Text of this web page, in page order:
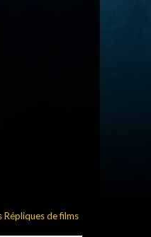
Répliques de films